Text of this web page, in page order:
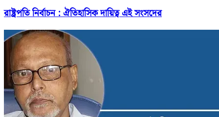
রাষ্ট্রপতি নির্বাচন : ঐতিহাসিক দায়িত্ব এই সংসদের